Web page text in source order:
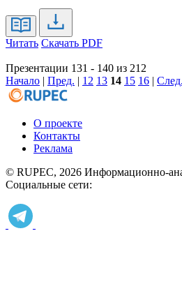
Читать Скачать PDF
Презентации 131 - 140 из 212
Начало | Пред. | 12 13 14 15 16 | След.
О проекте
Контакты
Реклама
© RUPEC, 2026 Информационно-
Социальные сети: